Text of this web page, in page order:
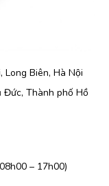
Long Biên, Hà Nội
Đức, Thành phố Hồ
– 17h00)